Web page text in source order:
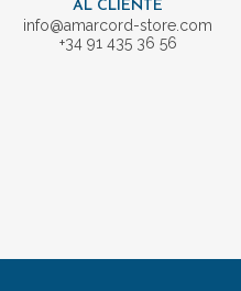
AL CLIENTE
info@amarcord-store.com
+34 91 435 36 56